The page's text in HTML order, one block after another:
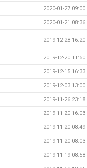
2020-01-27 09:00
2020-01-21 08:36
2019-12-28 16:20
2019-12-20 11:50
2019-12-15 16:33
2019-12-03 13:00
2019-11-26 23:18
2019-11-20 16:03
2019-11-20 08:49
2019-11-20 08:03
2019-11-19 08:58